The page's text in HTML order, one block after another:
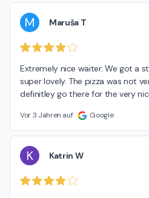
M Maruša T
Extremely nice waiter. We got a
super lovely. The pizza was not
definitley go there for the very
Vor 3 Jahren auf Google
K Katrin W